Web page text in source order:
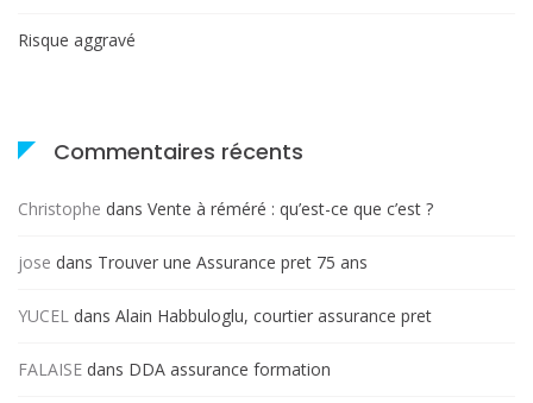
Risque aggravé
Commentaires récents
Christophe dans Vente à réméré : qu’est-ce que c’est ?
jose dans Trouver une Assurance pret 75 ans
YUCEL dans Alain Habbuloglu, courtier assurance pret
FALAISE dans DDA assurance formation